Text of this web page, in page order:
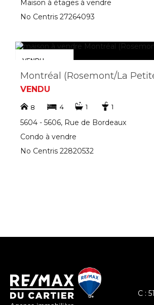
Maison à étages à vendre
No Centris 27264093
Montréal (Rosemont/La
VENDU
8 4 1 1
5604 - 5606, Rue de Bordeaux
Condo à vendre
No Centris 22820532
C :